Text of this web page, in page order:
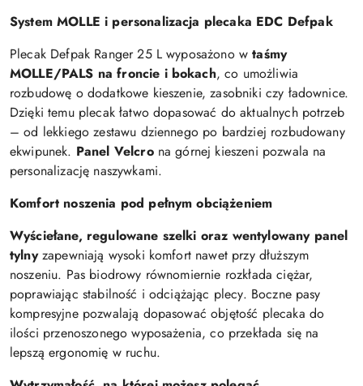
System MOLLE i personalizacja plecaka EDC Defpak
Plecak Defpak Ranger 25 L wyposażono w taśmy
MOLLE/PALS na froncie i bokach, co umożliwia
rozbudowę o dodatkowe kieszenie, zasobniki czy ładownice.
Dzięki temu plecak łatwo dopasować do aktualnych potrzeb
– od lekkiego zestawu dziennego po bardziej rozbudowany
ekwipunek. Panel Velcrona górnej kieszeni pozwala na
personalizację naszywkami.
Komfort noszenia pod pełnym obciążeniem
Wyściełane, regulowane szelki oraz wentylowany panel
tylnyzapewniają wysoki komfort nawet przy dłuższym
noszeniu. Pas biodrowy równomiernie rozkłada ciężar,
poprawiając stabilność i odciążając plecy. Boczne pasy
kompresyjne pozwalają dopasować objętość plecaka do
ilości przenoszonego wyposażenia, co przekłada się na
lepszą ergonomię w ruchu.